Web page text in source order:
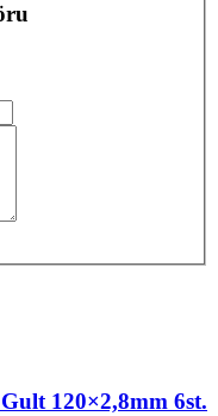
120×2,8mm 6st.